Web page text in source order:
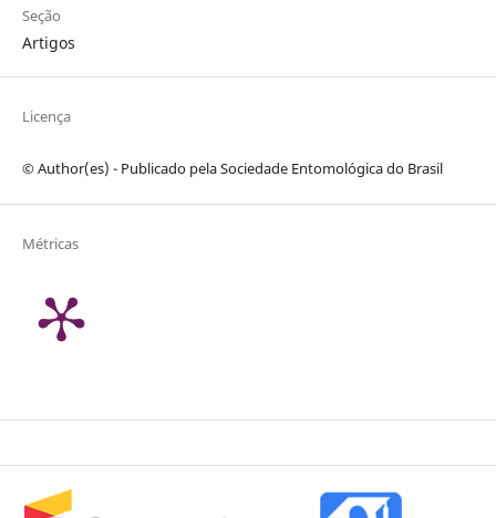
Seção
Artigos
Licença
© Author(es) - Publicado pela Sociedade Entomológica do Brasil
Métricas